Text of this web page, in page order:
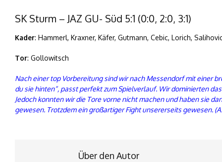
SK Sturm – JAZ GU- Süd 5:1 (0:0, 2:0, 3:1)
Kader: Hammerl, Kraxner, Käfer, Gutmann, Cebic, Lorich,
Tor: Gollowitsch
Nach einer top Vorbereitung sind wir nach Messendorf mit einer
du sie hinten“, passt perfekt zum Spielverlauf. Wir dominierten
Jedoch konnten wir die Tore vorne nicht machen und haben sie
gewesen. Trotzdem ein großartiger Fight unsererseits gewesen.
Über den Autor